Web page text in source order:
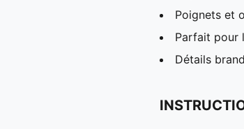
Poignets et
Parfait pour
Détails